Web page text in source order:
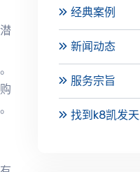
经典案例
新闻动态
服务宗旨
找到k8凯发